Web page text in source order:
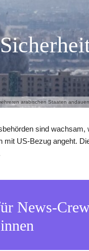
arabischen Staaten
sind wachsam,
mit US-Bezug angeht.
News-